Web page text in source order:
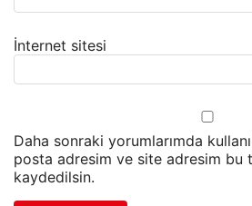
İnternet sitesi
Daha sonraki yorumlarımda
posta adresim ve site adresim bu
kaydedilsin.